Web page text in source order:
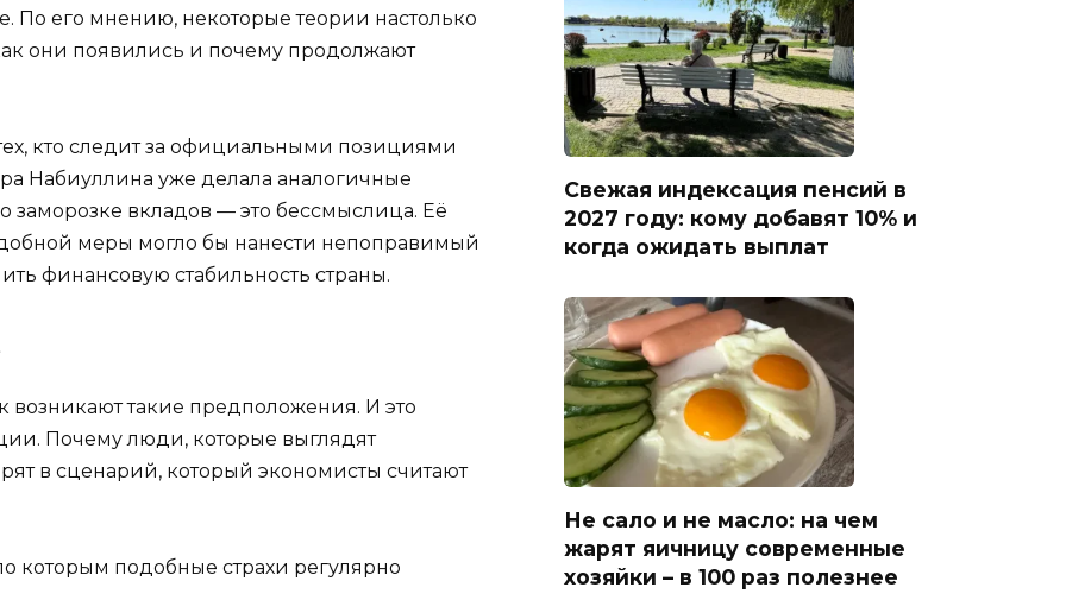
По его мнению, некоторые теории настолько
они появились и почему продолжают
кто следит за официальными позициями
Набиуллина уже делала аналогичные
заморозке вкладов — это бессмыслица. Её
меры могло бы нанести непоправимый
финансовую стабильность страны.
возникают такие предположения. И это
Почему люди, которые выглядят
в сценарий, который экономисты считают
которым подобные страхи регулярно
Свежая индексация пенсий в
2027 году: кому добавят 10% и
когда ожидать выплат
Не сало и не масло: на чем
жарят яичницу современные
хозяйки – в 100 раз полезнее